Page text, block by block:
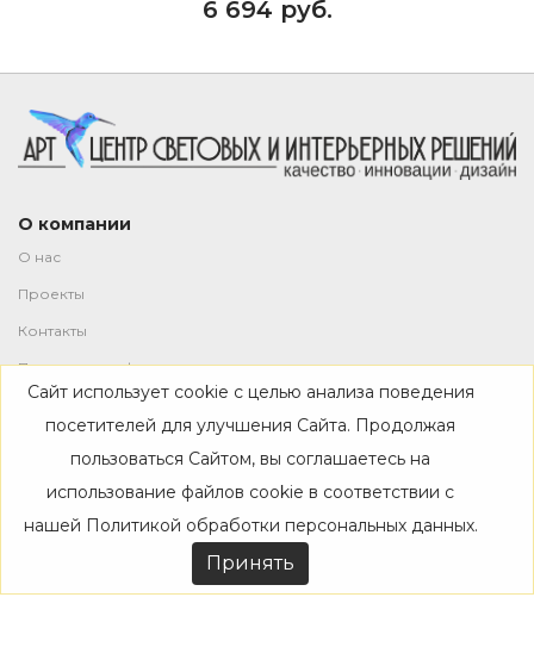
6 694 руб.
О компании
О нас
Проекты
Контакты
Политика конфиденциальности
Магазин
Каталог
Дизайнерам
Акции
Сайт использует cookie с целью анализа поведения
посетителей для улучшения Сайта. Продолжая
пользоваться Сайтом, вы соглашаетесь на
использование файлов cookie в соответствии с
нашей Политикой обработки персональных данных.
Принять